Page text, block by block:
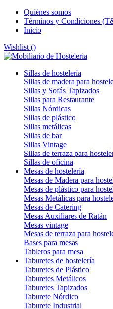
Quiénes somos
Términos y Condiciones
Inicio
Wishlist ()
Sillas de hostelería
Sillas de madera para
Sillas y Sofás Tapizados
Sillas para Restaurante
Sillas Nórdicas
Sillas de plástico
Sillas metálicas
Sillas de bar
Sillas Vintage
Sillas de terraza para
Sillas de oficina
Mesas de hostelería
Mesas de Madera para
Mesas de plástico para
Mesas Metálicas para
Mesas de Catering
Mesas Auxiliares de Ratán
Mesas vintage
Mesas de terraza para
Bases para mesas
Tableros para mesa
Taburetes de hostelería
Taburetes de Plástico
Taburetes Metálicos
Taburetes Tapizados
Taburete Nórdico
Taburete Industrial